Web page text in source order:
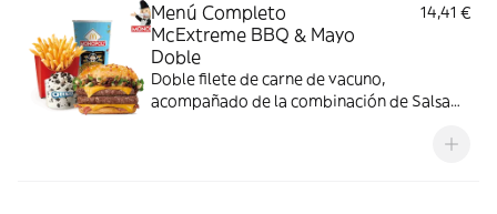
Menú Completo
McExtreme BBQ & Mayo
Doble
14,41 €
Doble filete de carne de vacuno,
acompañado de la combinación de Salsa
doble de cheddar, lechuga fresca y tiras de